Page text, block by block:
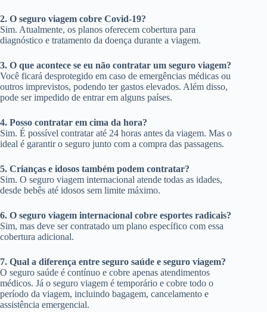
2. O seguro viagem cobre Covid-19?
Sim. Atualmente, os planos oferecem cobertura para
diagnóstico e tratamento da doença durante a viagem.
3. O que acontece se eu não contratar um seguro viagem?
Você ficará desprotegido em caso de emergências médicas ou
outros imprevistos, podendo ter gastos elevados. Além disso,
pode ser impedido de entrar em alguns países.
4. Posso contratar em cima da hora?
Sim. É possível contratar até 24 horas antes da viagem. Mas o
ideal é garantir o seguro junto com a compra das passagens.
5. Crianças e idosos também podem contratar?
Sim. O seguro viagem internacional atende todas as idades,
desde bebês até idosos sem limite máximo.
6. O seguro viagem internacional cobre esportes radicais?
Sim, mas deve ser contratado um plano específico com essa
cobertura adicional.
7. Qual a diferença entre seguro saúde e seguro viagem?
O seguro saúde é contínuo e cobre apenas atendimentos
médicos. Já o seguro viagem é temporário e cobre todo o
período da viagem, incluindo bagagem, cancelamento e
assistência emergencial.